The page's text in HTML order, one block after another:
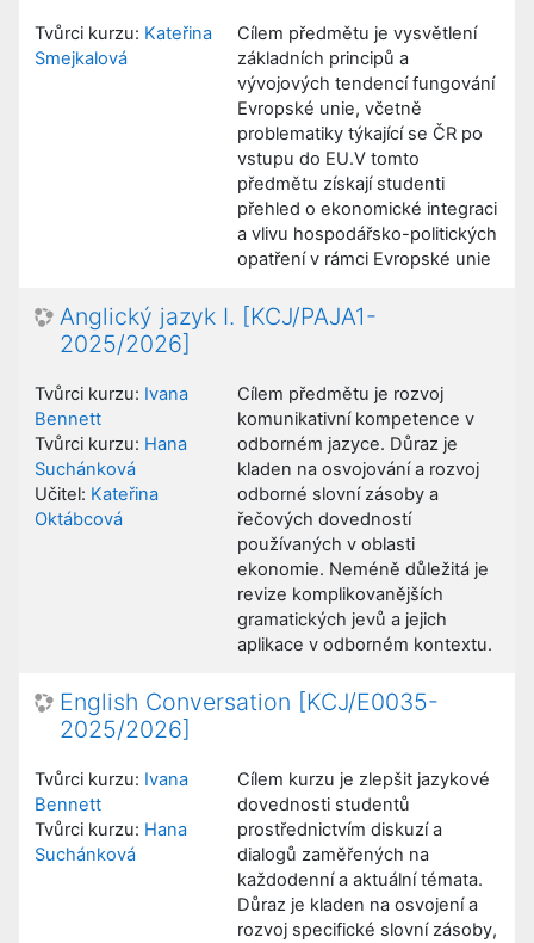
Cílem předmětu je vysvětlení
základních principů a
vývojových tendencí fungování
Evropské unie, včetně
problematiky týkající se ČR po
vstupu do EU.V tomto
předmětu získají studenti
přehled o ekonomické integraci
a vlivu hospodářsko-politických
opatření v rámci Evropské unie
Tvůrci kurzu: Kateřina
Smejkalová
Anglický jazyk I. [KCJ/PAJA1-
2025/2026]
Cílem předmětu je rozvoj
komunikativní kompetence v
odborném jazyce. Důraz je
kladen na osvojování a rozvoj
odborné slovní zásoby a
řečových dovedností
používaných v oblasti
ekonomie. Neméně důležitá je
revize komplikovanějších
gramatických jevů a jejich
aplikace v odborném kontextu.
Tvůrci kurzu: Ivana
Bennett
Tvůrci kurzu: Hana
Suchánková
Učitel: Kateřina
Oktábcová
English Conversation [KCJ/E0035-
2025/2026]
Cílem kurzu je zlepšit jazykové
dovednosti studentů
prostřednictvím diskuzí a
dialogů zaměřených na
každodenní a aktuální témata.
Důraz je kladen na osvojení a
rozvoj specifické slovní zásoby,
Tvůrci kurzu: Ivana
Bennett
Tvůrci kurzu: Hana
Suchánková